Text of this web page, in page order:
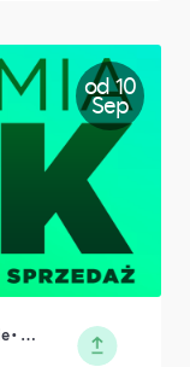
od 10
Sep
Marketing • Sprzedaż • IT i Nowe technologie • Biznes i Przedsiędsiębiorczość